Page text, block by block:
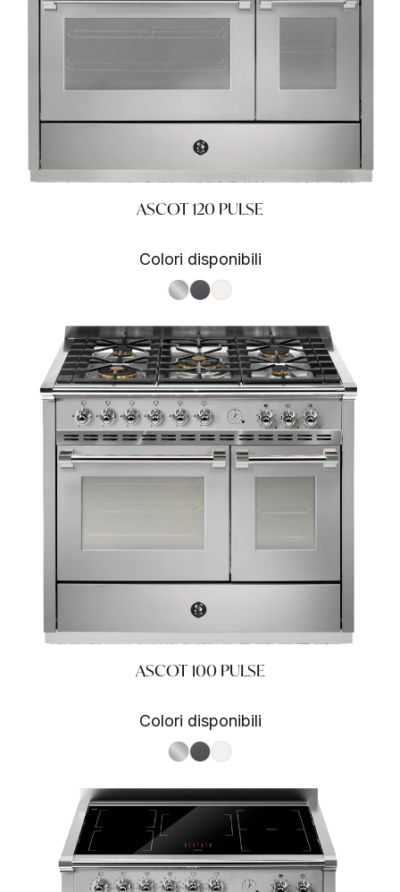
ASCOT 120 PULSE
Colori disponibili
S.Steel SS
Antracite AN
Nuvola NA
ASCOT 100 PULSE
Colori disponibili
S.Steel SS
Antracite AN
Nuvola NA